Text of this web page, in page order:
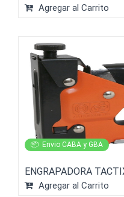
Agregar al Carrito
📦 Envio CABA y GBA
ENGRAPADORA
Agregar al Carrito